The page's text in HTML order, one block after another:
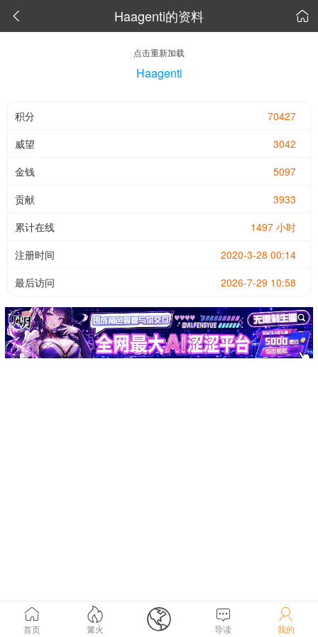
 Haagenti的资料 
点击重新加载
Haagenti
70427
积分
3042
威望
5097
金钱
3933
贡献
1497 小时
累计在线
2020-3-28 00:14
注册时间
2026-7-29 10:58
最后访问

首页

篝火  
导读

我的